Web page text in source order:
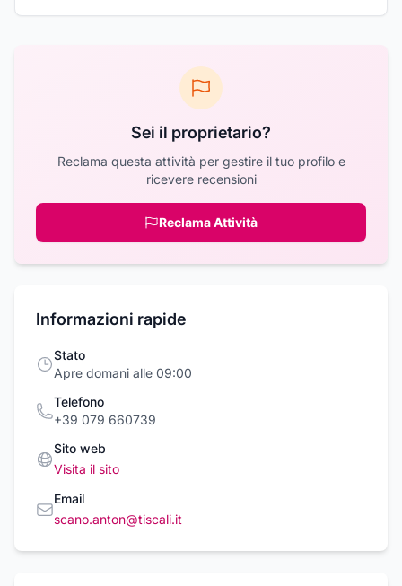
Sei il proprietario?
Reclama questa attività per gestire il tuo profilo e
ricevere recensioni
Reclama Attività
Informazioni rapide
Stato
Apre domani alle 09:00
Telefono
+39 079 660739
Sito web
Visita il sito
Email
scano.anton@tiscali.it